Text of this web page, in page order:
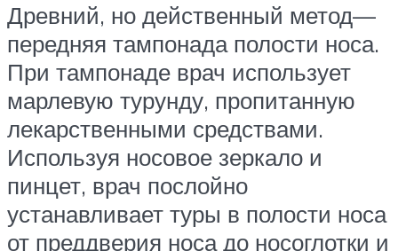
Древний, но действенный метод—
передняя тампонада полости носа.
При тампонаде врач использует
марлевую турунду, пропитанную
лекарственными средствами.
Используя носовое зеркало и
пинцет, врач послойно
устанавливает туры в полости носа
от преддверия носа до носоглотки и